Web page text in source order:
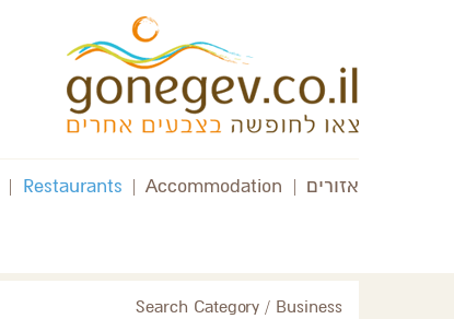
אזורים |
Accommodation
|
Restaurants
|
Search Category / Business